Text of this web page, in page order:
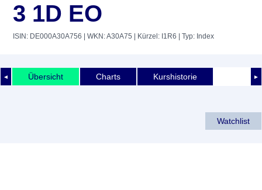
3 1D EO
ISIN: DE000A30A756 | WKN: A30A75 | Kürzel: I1R6 | Typ: Index
◄ ►
Übersicht Charts Kurshistorie
Watchlist